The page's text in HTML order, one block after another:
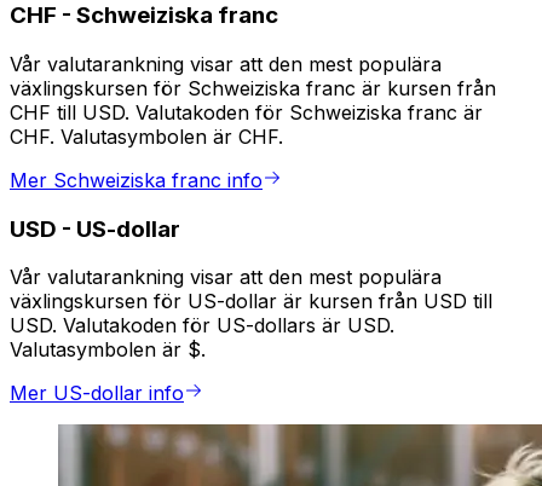
CHF - Schweiziska franc
Vår valutarankning visar att den mest populära
växlingskursen för Schweiziska franc är kursen från
CHF till USD. Valutakoden för Schweiziska franc är
CHF. Valutasymbolen är CHF.
Mer Schweiziska franc info
USD - US-dollar
Vår valutarankning visar att den mest populära
växlingskursen för US-dollar är kursen från USD till
USD. Valutakoden för US-dollars är USD.
Valutasymbolen är $.
Mer US-dollar info